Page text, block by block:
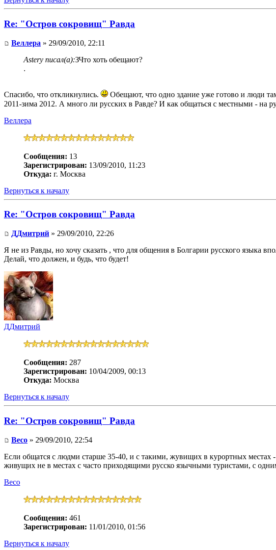
Re: "Остров сокровищ" Равда
Веллера » 29/09/2010, 22:11
Astery писал(а):ЗЧто хоть обещают?
.
Спасибо, что откликнулись.
Обещают, что одно здание уже готово и люди
2011-зима 2012. А много ли русских в Равде? И как общаться с местными - на
Веллера
Сообщения: 13
Зарегистрирован: 13/09/2010, 11:23
Откуда: г. Москва
Вернуться к началу
Re: "Остров сокровищ" Равда
ДДмитрий » 29/09/2010, 22:26
Я не из Равды, но хочу сказать , что для общения в Болгарии русского языка
Делай, что должен, и будь, что будет!
ДДмитрий
Сообщения: 287
Зарегистрирован: 10/04/2009, 00:13
Откуда: Москва
Вернуться к началу
Re: "Остров сокровищ" Равда
Весo » 29/09/2010, 22:54
Если общатся с людми старше 35-40, и с такими, жувищих в курортных местах
живущих не в местах с часто приходящими русско язычными туристами, с
Весo
Сообщения: 461
Зарегистрирован: 11/01/2010, 01:56
Вернуться к началу